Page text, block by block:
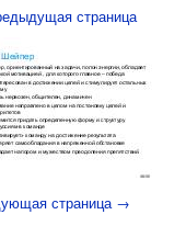
страница
страница →